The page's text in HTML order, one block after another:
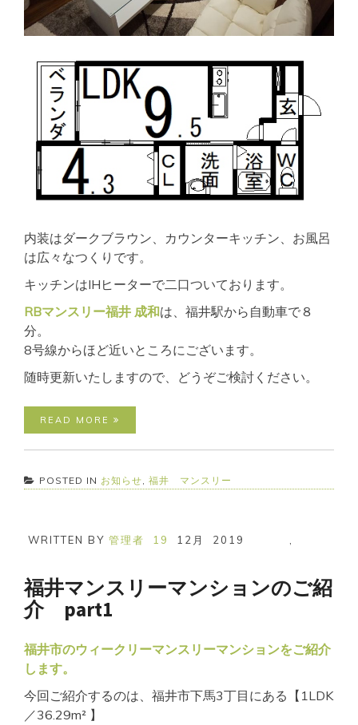
内装はダークブラウン、カウンターキッチン、お風呂
は広々なつくりです。
キッチンはIHヒーターで二口ついております。
RBマンスリー福井 成和は、福井駅から自動車で８
分。
8号線からほど近いところにございます。
随時更新いたしますので、どうぞご検討ください。
READ MORE
POSTED IN お知らせ, 福井 マンスリー
WRITTEN BY 管理者 19 12月 2019
福井マンスリーマンションのご紹
介 part1
福井市のウィークリーマンスリーマンションをご紹介
します。
今回ご紹介するのは、福井市下馬3丁目にある【1LDK
／36.29m² 】